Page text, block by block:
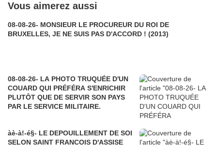
Vous aimerez aussi
08-08-26- MONSIEUR LE PROCUREUR DU ROI DE
BRUXELLES, JE NE SUIS PAS D'ACCORD ! (2013)
08-08-26- LA PHOTO TRUQUÉE D'UN
COUARD QUI PRÉFÉRA S'ENRICHIR
PLUTÔT QUE DE SERVIR SON PAYS
PAR LE SERVICE MILITAIRE.
àè-à!-é§- LE DEPOUILLEMENT DE SOI
SELON SAINT FRANCOIS D'ASSISE